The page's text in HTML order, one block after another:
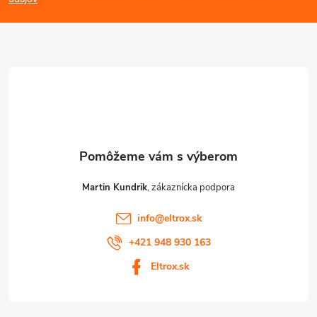
p
Martin Kundrik
info@eltrox.sk
+421 948 930 163
Eltrox.sk